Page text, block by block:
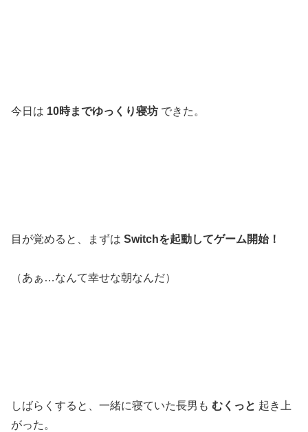
今日は 10時までゆっくり寝坊 できた。
目が覚めると、まずは Switchを起動してゲーム開始！
（あぁ…なんて幸せな朝なんだ）
しばらくすると、一緒に寝ていた長男も むくっと 起き上
がった。